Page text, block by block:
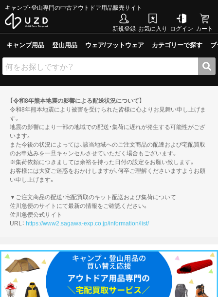
キャンプ・登山専門の中古アウトドア用品販売サイト
新規登録 お気に入り ログイン カート
キャンプ用品 登山用品 ウェア/フットウェア カテゴリーで探す
【令和8年熊本地震の影響による配送状況について】
令和8年熊本地震により被害を受けられた皆様に心よりお見舞い申し上げま
す。
地震の影響により一部の地域での配送・集荷に遅れが発生する可能性がござ
います。
また今後の状況によっては、該当地域へのご注文商品の配達および宅配買取
のお申込みを一旦キャンセルさせていただく場合もございます。
※集荷依頼につきましては余裕を持った日付の設定をお願い致します。
お客様には大変ご迷惑をおかけしますが、何卒ご理解くださいますようお願
い申し上げます。
▼ご注文商品の配送・宅配買取のキット配送および集荷について
佐川急便のサイトにて最新の情報をご確認ください。
佐川急便公式サイト
URL： https://www2.sagawa-exp.co.jp/information/list/